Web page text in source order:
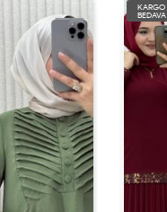
KARGO
BEDAVA